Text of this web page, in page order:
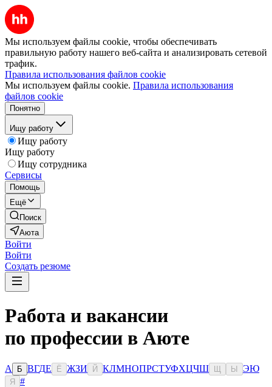
Мы используем файлы cookie, чтобы обеспечивать
правильную работу нашего веб-сайта и анализировать сетевой
трафик.
Правила использования файлов cookie
Мы используем файлы cookie. Правила использования
файлов cookie
Понятно
Ищу работу
Ищу работу
Ищу работу
Ищу сотрудника
Сервисы
Помощь
Ещё
Поиск
Аюта
Войти
Войти
Создать резюме
Работа и вакансии
по профессии в Аюте
А Б ВГДЕ Ё ЖЗИ Й КЛМНОПРСТУФХЦЧШ Ы ЭЮ
Я
#